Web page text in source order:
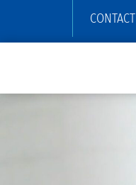
CONTACT